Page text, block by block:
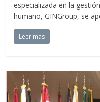
especializada en la
humano, GINGroup, se
Leer mas